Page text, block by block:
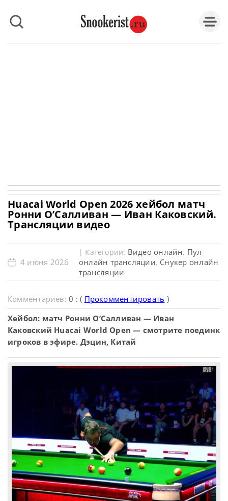
Huacai World Open 2026 хейбол матч
Ронни О’Салливан — Иван Каковский.
Трансляции видео
4 июня 2026
| Категории: Видео онлайн, Пул
онлайн трансляции, Снукер онлайн
трансляции
Комментариев:0 : ( Прокомментировать )
Хейбол: матч Ронни О’Салливан — Иван
Каковский Huacai World Open — смотрите поединк
игроков в эфире. Дэцин, Китай